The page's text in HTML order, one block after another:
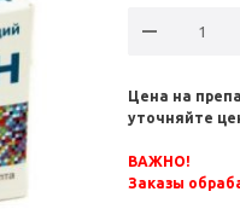
Цена на
уточняйте
ВАЖНО!
Заказы